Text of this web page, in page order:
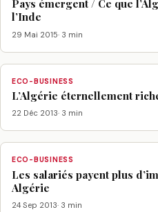
Pays émergent / Ce que
l’Inde
29 Mai 2015· 3 min
ECO-BUSINESS
L’Algérie éternellement
22 Déc 2013· 3 min
ECO-BUSINESS
Les salariés payent plus
Algérie
24 Sep 2013· 3 min